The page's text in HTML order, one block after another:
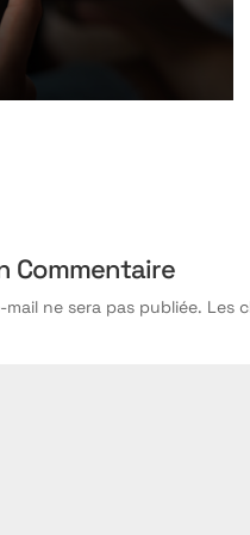
Commentaire
ne sera pas publiée. Les